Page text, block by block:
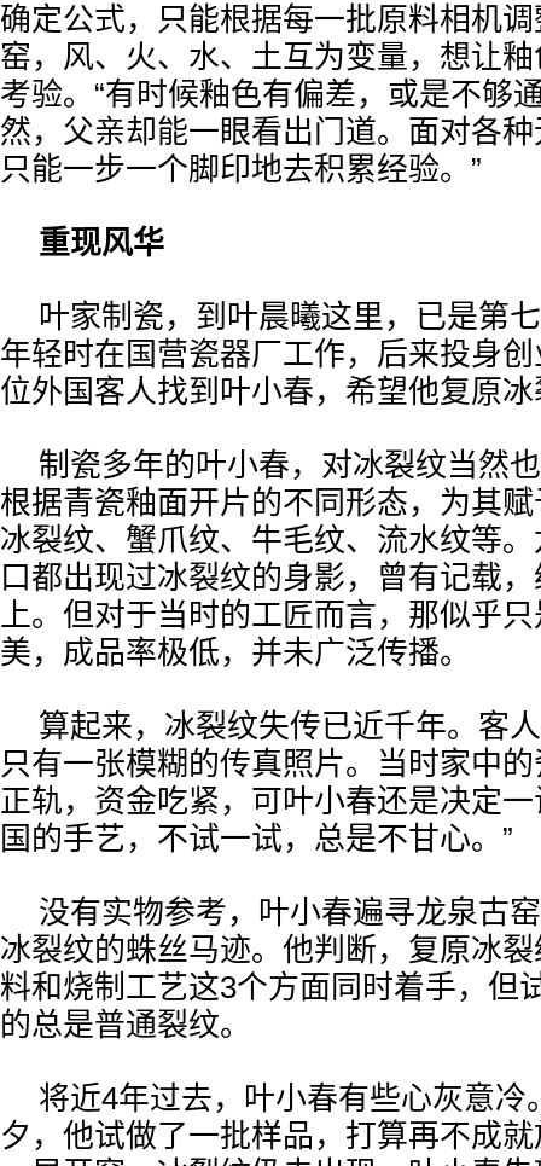
确定公式，只能根据每一批原料相机
窑，风、火、水、土互为变量，想让
考验。“有时候釉色有偏差，或是不够
然，父亲却能一眼看出门道。面对各
只能一步一个脚印地去积累经验。”
重现风华
叶家制瓷，到叶晨曦这里，已是第
年轻时在国营瓷器厂工作，后来投身
位外国客人找到叶小春，希望他复原
制瓷多年的叶小春，对冰裂纹当然
根据青瓷釉面开片的不同形态，为其
冰裂纹、蟹爪纹、牛毛纹、流水纹等
口都出现过冰裂纹的身影，曾有记载
上。但对于当时的工匠而言，那似乎
美，成品率极低，并未广泛传播。
算起来，冰裂纹失传已近千年。客
只有一张模糊的传真照片。当时家中
正轨，资金吃紧，可叶小春还是决定
国的手艺，不试一试，总是不甘心。”
没有实物参考，叶小春遍寻龙泉古
冰裂纹的蛛丝马迹。他判断，复原冰
料和烧制工艺这3个方面同时着手，但
的总是普通裂纹。
将近4年过去，叶小春有些心灰意冷
夕，他试做了一批样品，打算再不成